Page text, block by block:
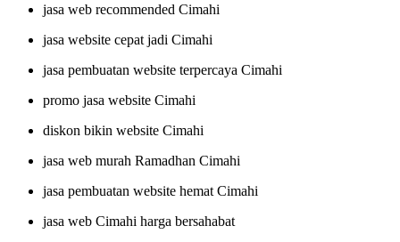
jasa web recommended Cimahi
jasa website cepat jadi Cimahi
jasa pembuatan website terpercaya Cimahi
promo jasa website Cimahi
diskon bikin website Cimahi
jasa web murah Ramadhan Cimahi
jasa pembuatan website hemat Cimahi
jasa web Cimahi harga bersahabat